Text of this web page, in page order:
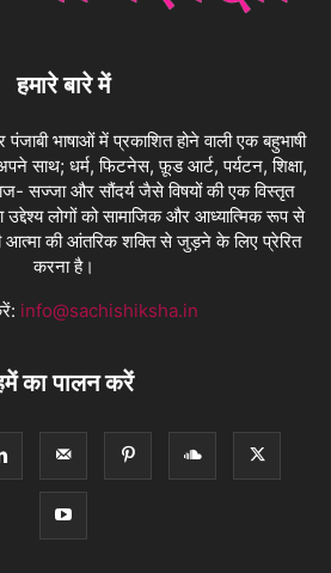
हमारे बारे में
पंजाबी भाषाओं में प्रकाशित होने वाली एक बहुभाषी
साथ; धर्म, फिटनेस, फ़ूड आर्ट, पर्यटन, शिक्षा,
सज्जा और सौंदर्य जैसे विषयों की एक विस्तृत
लोगों को सामाजिक और आध्यात्मिक रूप से
की आंतरिक शक्ति से जुड़ने के लिए प्रेरित
करना है।
info@sachishiksha.in
का पालन करें